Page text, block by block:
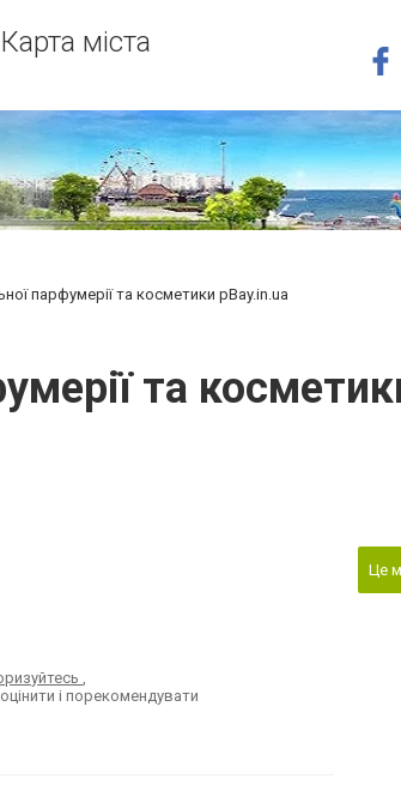
Карта міста
парфумерії та косметики pBay.in.ua
та
,
і порекомендувати
Це